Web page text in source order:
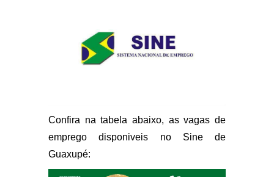
Confira na tabela abaixo, as vagas de
emprego disponiveis no Sine de
Guaxupé: